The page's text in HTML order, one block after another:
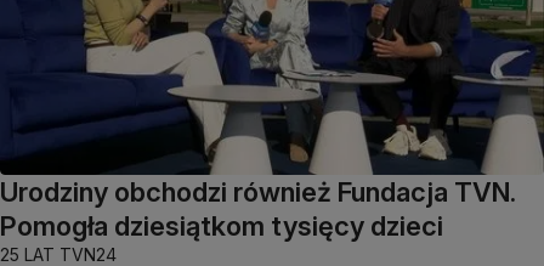
Urodziny obchodzi również Fundacja TVN.
Pomogła dziesiątkom tysięcy dzieci
25 LAT TVN24